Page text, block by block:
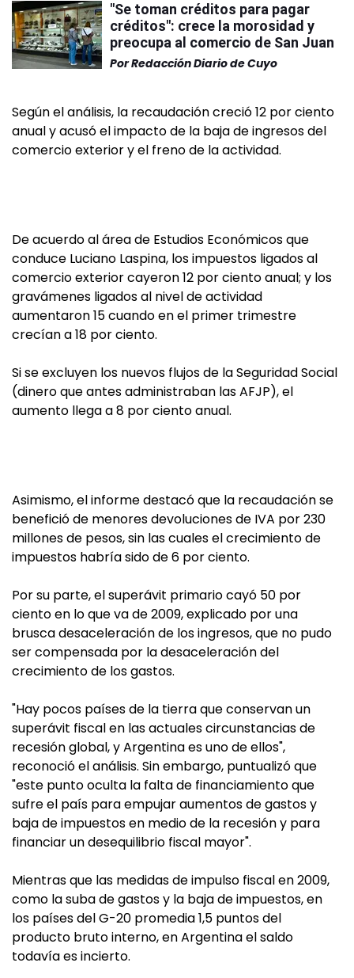
"Se toman créditos para pagar
créditos": crece la morosidad y
preocupa al comercio de San Juan
PorRedacción Diario de Cuyo
Según el análisis, la recaudación creció 12 por ciento
anual y acusó el impacto de la baja de ingresos del
comercio exterior y el freno de la actividad.
De acuerdo al área de Estudios Económicos que
conduce Luciano Laspina, los impuestos ligados al
comercio exterior cayeron 12 por ciento anual; y los
gravámenes ligados al nivel de actividad
aumentaron 15 cuando en el primer trimestre
crecían a 18 por ciento.
Si se excluyen los nuevos flujos de la Seguridad Social
(dinero que antes administraban las AFJP), el
aumento llega a 8 por ciento anual.
Asimismo, el informe destacó que la recaudación se
benefició de menores devoluciones de IVA por 230
millones de pesos, sin las cuales el crecimiento de
impuestos habría sido de 6 por ciento.
Por su parte, el superávit primario cayó 50 por
ciento en lo que va de 2009, explicado por una
brusca desaceleración de los ingresos, que no pudo
ser compensada por la desaceleración del
crecimiento de los gastos.
"Hay pocos países de la tierra que conservan un
superávit fiscal en las actuales circunstancias de
recesión global, y Argentina es uno de ellos",
reconoció el análisis. Sin embargo, puntualizó que
"este punto oculta la falta de financiamiento que
sufre el país para empujar aumentos de gastos y
baja de impuestos en medio de la recesión y para
financiar un desequilibrio fiscal mayor".
Mientras que las medidas de impulso fiscal en 2009,
como la suba de gastos y la baja de impuestos, en
los países del G-20 promedia 1,5 puntos del
producto bruto interno, en Argentina el saldo
todavía es incierto.